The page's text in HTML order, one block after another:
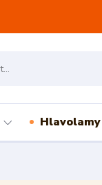
Hlavolamy